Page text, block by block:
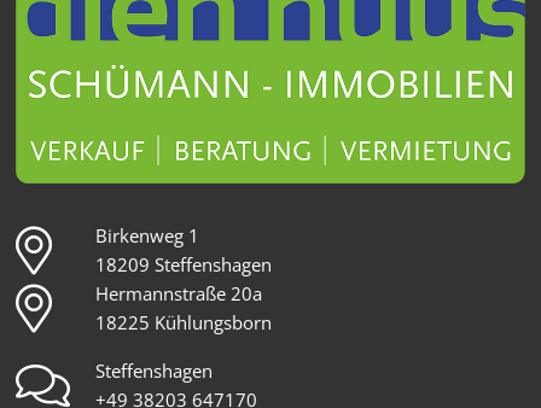
Birkenweg 1
18209 Steffenshagen
Hermannstraße 20a
18225 Kühlungsborn
Steffenshagen
+49 38203 647170